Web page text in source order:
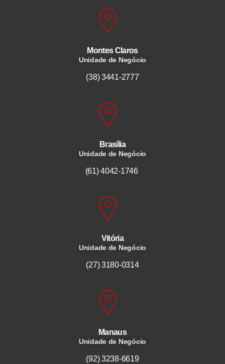
Montes Claros
Unidade de Negócio
(38) 3441-2777
Brasília
Unidade de Negócio
(61) 4042-1746
Vitória
Unidade de Negócio
(27) 3180-0314
Manaus
Unidade de Negócio
(92) 3238-6619